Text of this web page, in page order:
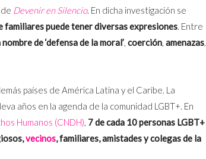
Devenir en Silencio. En dicha investigación se
puede tener diversas expresiones. Entre
de ‘defensa de la moral’, coerción, amenazas,
países de América Latina y el Caribe. La
años en la agenda de la comunidad LGBT+. En
Humanos (CNDH), 7 de cada 10 personas LGBT+
vecinos, familiares, amistades y colegas de la